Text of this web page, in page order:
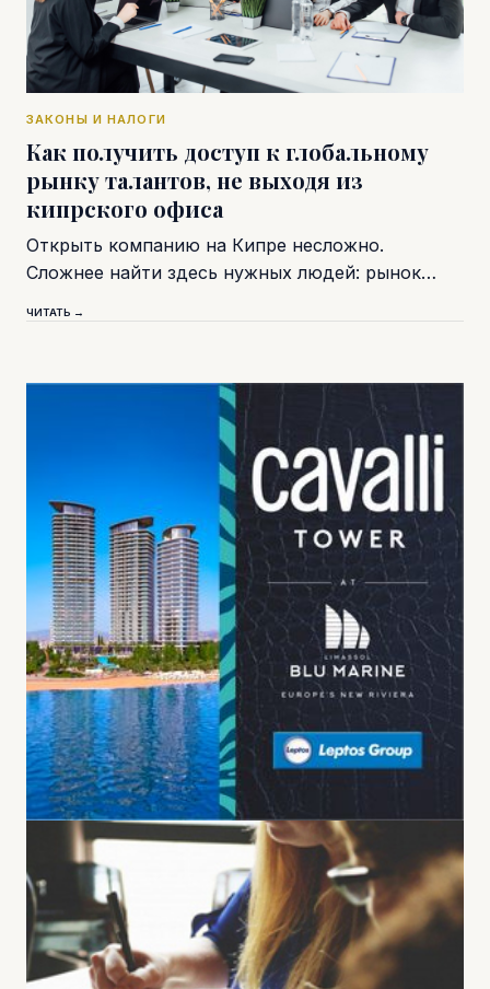
ЗАКОНЫ И НАЛОГИ
Как получить доступ к глобальному
рынку талантов, не выходя из
кипрского офиса
Открыть компанию на Кипре несложно.
Сложнее найти здесь нужных людей: рынок…
ЧИТАТЬ →